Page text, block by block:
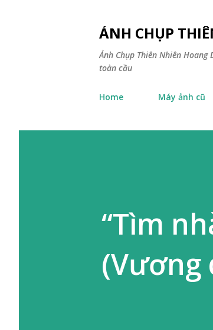
ẢNH CHỤP
Ảnh Chụp Thiên Nhiên
toàn cầu
Home Máy ảnh cũ
“Tìm
(Vương